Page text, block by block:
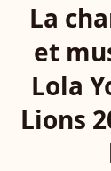
La
et
Lola
Lions